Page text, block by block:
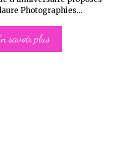
Photographies...
savoir plus